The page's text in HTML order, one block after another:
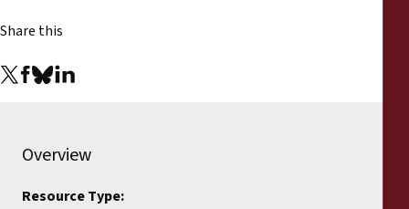
Share this
Overview
Resource Type: